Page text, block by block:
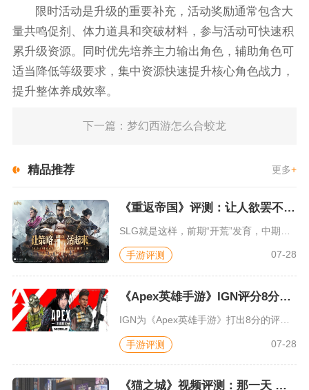
限时活动是升级的重要补充，活动奖励通常包含大
量共鸣促剂、体力道具和突破材料，参与活动可快速积
累升级资源。同时优先培养主力输出角色，辅助角色可
适当降低等级要求，集中资源快速提升核心角色战力，
提升整体养成效率。
下一篇：梦幻西游怎么合蛟龙
精品推荐 更多+
《重返帝国》评测：让人欲罢不能的新一代策略游戏
手游评测 07-28
《Apex英雄手游》IGN评分8分：对游戏未来抱有期待
IGN为《Apex英雄手游》打出8分的评价，测评者认为，《A...
手游评测 07-28
《猫之城》视频评测：那一天 我家的猫变成了猫娘